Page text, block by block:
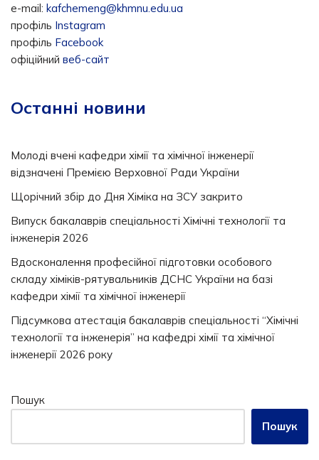
e-mail: kafchemeng@khmnu.edu.ua
профіль Instagram
профіль Facebook
офіційний веб-сайт
Останні новини
Молоді вчені кафедри хімії та хімічної інженерії
відзначені Премією Верховної Ради України
Щорічний збір до Дня Хіміка на ЗСУ закрито
Випуск бакалаврів спеціальності Хімічні технології та
інженерія 2026
Вдосконалення професійної підготовки особового
складу хіміків-рятувальників ДСНС України на базі
кафедри хімії та хімічної інженерії
Підсумкова атестація бакалаврів спеціальності “Хімічні
технології та інженерія” на кафедрі хімії та хімічної
інженерії 2026 року
Пошук
Пошук